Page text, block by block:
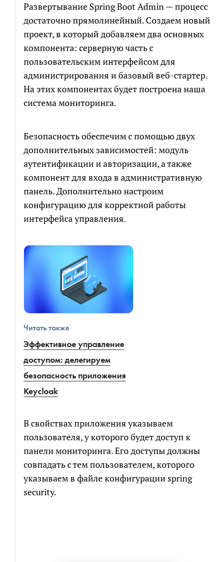
Развертывание Spring Boot Admin — процесс
достаточно прямолинейный. Создаем новый
проект, в который добавляем два основных
компонента: серверную часть с
пользовательским интерфейсом для
администрирования и базовый веб-стартер.
На этих компонентах будет построена наша
система мониторинга.
Безопасность обеспечим с помощью двух
дополнительных зависимостей: модуль
аутентификации и авторизации, а также
компонент для входа в административную
панель. Дополнительно настроим
конфигурацию для корректной работы
интерфейса управления.
Читать также
Эффективное управление
доступом: делегируем
безопасность приложения
Keycloak
В свойствах приложения указываем
пользователя, у которого будет доступ к
панели мониторинга. Его доступы должны
совпадать с тем пользователем, которого
указываем в файле конфигурации spring
security.
возможных рисках проекта
Как
к
вам
Телефон
Чтобы не беспокоить вас звонками, мы
напишем в мессенджер для выбора
Электронная
почта
Новый проект Развитие проекта
Расскажите
свою
ПРИКРЕПИТЬ БРИФ ИЛИ ТЗ
Я соглашаюсь на обработку персональных
данных в соответствии с
персональных данных
рекламных сообщений
сориентироваться в долгой переписке, с
возможностью посмотреть диалоги и результаты
генерации кода по отдельным компонентам.
Как
к
вам
обращаться
Телефон
СКАЧАТЬ
Я соглашаюсь на обработку персональных
данных в соответствии сполитикой обработки
персональных данных
Я согласен на получение информационных и
рекламных сообщений